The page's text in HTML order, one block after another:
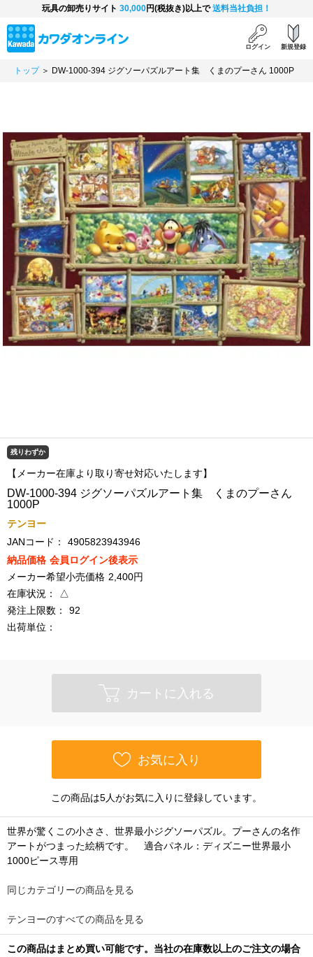
玩具の卸売りサイト 30,000円(税抜き)以上で送料当社負担！
ログイン 新規登録
トップ＞ DW-1000-394 ジグソーパズルアート集 くまのプーさん 1000P
残りわずか
【メーカー在庫より取り寄せ対応いたします】
DW-1000-394 ジグソーパズルアート集 くまのプーさん
1000P
テンヨー
JANコード：
4905823943946
納品価格 会員ログイン後表示
メーカー希望小売価格 2,400円
在庫状況：
△
発注上限数：
92
出荷単位：
カートに入れる
お気に入り
この商品は5人がお気に入りに登録しています。
世界が驚くこの小ささ、世界最小ジグソーパズル。プーさんの名作
アートがつまった絵柄です。 適合パネル：ディズニー世界最小
1000ピース専用
同じカテゴリーの商品を見る
テンヨーのすべての商品を見る
この商品はまとめ買い可能です。当社の在庫数以上のご注文の場合